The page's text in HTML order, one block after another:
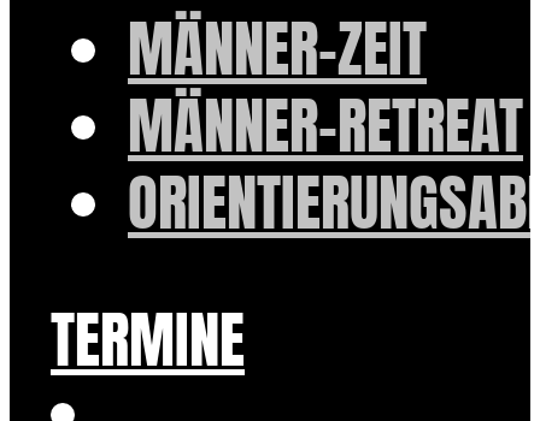
MÄNNER-ZEIT
MÄNNER-RETREAT
TERMINE